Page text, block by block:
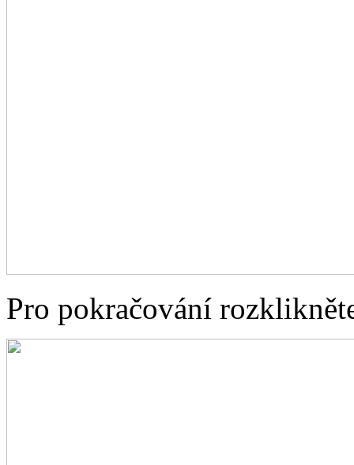
Pro pokračování